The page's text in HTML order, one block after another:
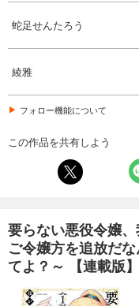
蛇足せんたろう
綾雅
フォロー機能について
この作品を共有しよう
要らない悪役令嬢
ご令嬢方を追放だ
てよ？～ 【連載版